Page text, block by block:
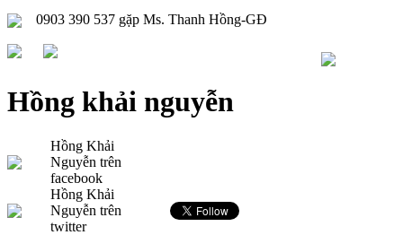
0903 390 537 gặp Ms. Thanh Hồng-GĐ
Hồng khải nguyễn
Hồng Khải
Nguyễn trên
facebook
Hồng Khải
Nguyễn trên
twitter